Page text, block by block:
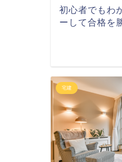
初心者でもわ
ーして合格を
宅建